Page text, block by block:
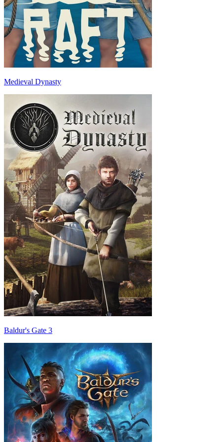
Medieval Dynasty
Baldur's Gate 3